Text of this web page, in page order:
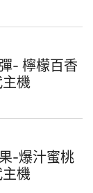
- 檸檬百香
機
-爆汁蜜桃
機